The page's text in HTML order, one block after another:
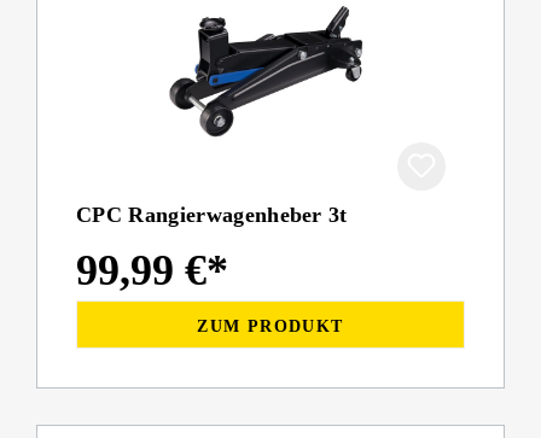
CPC Rangierwagenheber 3t
99,99 €*
ZUM PRODUKT